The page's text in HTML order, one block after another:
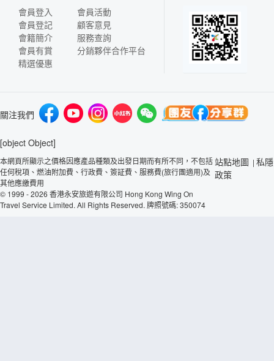
會員登入
會員登記
會籍簡介
會員有賞
精選優惠
會員活動
顧客意見
服務查詢
分銷夥伴合作平台
關注我們
[object Object]
本網頁所顯示之價格因應產品種類及出發日期而有所不同，不包括
任何稅項、燃油附加費、行政費、簽証費、服務費(旅行團適用)及
其他應繳費用
© 1999 - 2026 香港永安旅遊有限公司 Hong Kong Wing On
Travel Service Limited. All Rights Reserved. 牌照號碼: 350074
站點地圖 | 私隱
政策